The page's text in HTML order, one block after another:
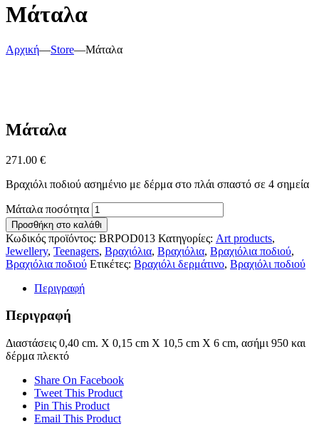
Μάταλα
Αρχική—Store—Μάταλα
Μάταλα
271.00 €
Βραχιόλι ποδιού ασημένιο με δέρμα στο πλάι σπαστό σε 4 σημεία
Μάταλα ποσότητα
Προσθήκη στο καλάθι
Κωδικός προϊόντος: BRPOD013 Κατηγορίες: Art products,
Jewellery, Teenagers, Βραχιόλια, Βραχιόλια, Βραχιόλια ποδιού,
Βραχιόλια ποδιού Ετικέτες: Βραχιόλι δερμάτινο, Βραχιόλι ποδιού
Περιγραφή
Περιγραφή
Διαστάσεις 0,40 cm. Χ 0,15 cm X 10,5 cm X 6 cm, ασήμι 950 και
δέρμα πλεκτό
Share On Facebook
Tweet This Product
Pin This Product
Email This Product